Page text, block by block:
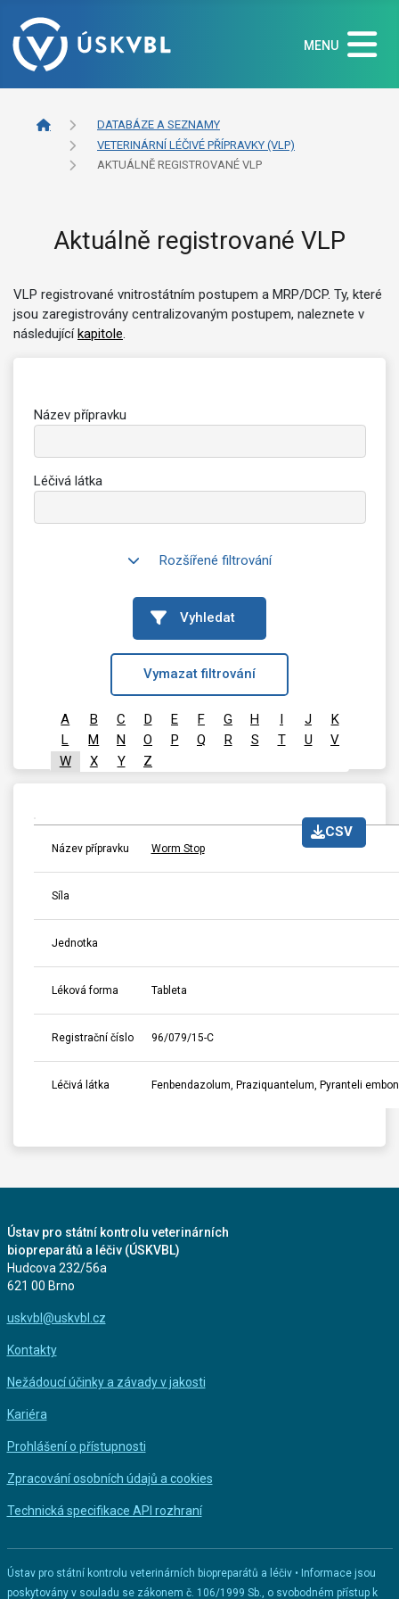
MENU
DATABÁZE A SEZNAMY
VETERINÁRNÍ LÉČIVÉ PŘÍPRAVKY (VLP)
AKTUÁLNĚ REGISTROVANÉ VLP
Aktuálně registrované VLP
VLP registrované vnitrostátním postupem a MRP/DCP. Ty, které
jsou zaregistrovány centralizovaným postupem, naleznete v
následujícíkapitole.
Název přípravku
Léčivá látka
Rozšířené filtrování
Vyhledat
Vymazat filtrování
A B C D E F G H I J
K
L
M N O P Q R S T U
V
W
X Y Z
CSV
Název přípravku Worm Stop
Síla
Jednotka
Léková forma Tableta
Registrační číslo 96/079/15-C
Léčivá látka Fenbendazolum, Praziquantelum, Pyranteli
Ústav pro státní kontrolu veterinárních
biopreparátů a léčiv (ÚSKVBL)
Hudcova 232/56a
621 00 Brno
uskvbl@uskvbl.cz
Kontakty
Nežádoucí účinky a závady v jakosti
Kariéra
Prohlášení o přístupnosti
Zpracování osobních údajů a cookies
Technická specifikace API rozhraní
Ústav pro státní kontrolu veterinárních biopreparátů a léčiv • Informace jsou
poskytovány v souladu se zákonem č. 106/1999 Sb., o svobodném přístup k